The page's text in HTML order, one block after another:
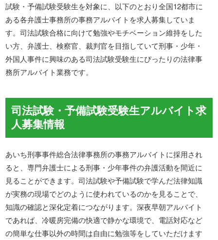
試験・予備試験受験生を対象に、以下のとおり全国12都市に
ある各弁護士事務所の事務アルバイトを求人募集していま
す。司法試験合格に向けて勉強やモチベーション維持をした
い方、弁護士、検察官、裁判官を目指していて刑事・少年・
外国人事件に興味のある司法試験受験生にぴったりの法律事
務所アルバイト業務です。
司法試験・予備試験受験生アルバイト求
人募集情報
あいち刑事事件総合法律事務所の事務アルバイトに採用され
ると、専門弁護士による刑事・少年事件の弁護活動を間近に
見ることができます。司法試験や予備試験で学んだ法律知識
が実務の現場でどのように使われているのかを見ることで、
知識の確認と深化定着につながります。深夜早朝アルバイト
であれば、冷暖房完備の快適で静かな環境で、電話対応など
の簡単な仕事以外の時間は自由に勉強等をしていただけます